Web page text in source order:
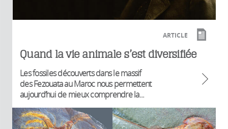
ARTICLE
Quand la vie animale s’est diversifiée
Les fossiles découverts dans le massif
des Fezouata au Maroc nous permettent
aujourd’hui de mieux comprendre la...